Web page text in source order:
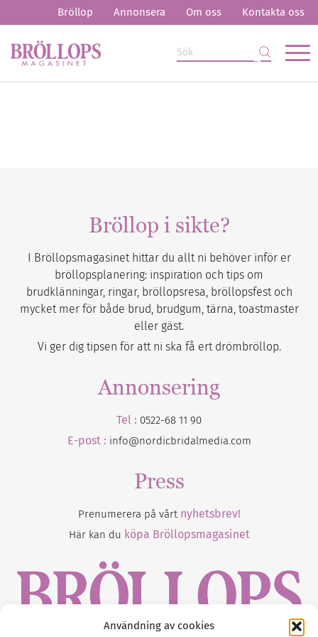
Användning av cookies
Bröllop Annonsera Om oss Kontakta oss
Bröllop i sikte?
I Bröllopsmagasinet hittar du allt ni behöver inför er
bröllopsplanering: inspiration och tips om
brudklänningar, ringar, bröllopsresa, bröllopsfest och
mycket mer för både brud, brudgum, tärna, toastmaster
eller gäst.
Vi ger dig tipsen för att ni ska få ert drömbröllop.
Annonsering
Tel : 0522-68 11 90
E-post : info@nordicbridalmedia.com
Press
Prenumerera på vårt nyhetsbrev!
Här kan du köpa Bröllopsmagasinet